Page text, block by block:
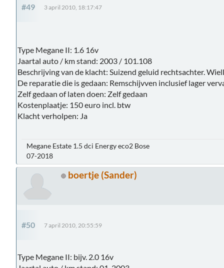
#49 3 april 2010, 18:17:47
Type Megane II: 1.6 16v
Jaartal auto / km stand: 2003 / 101.108
Beschrijving van de klacht: Suizend geluid rechtsachter.
De reparatie die is gedaan: Remschijvven inclusief lager
Zelf gedaan of laten doen: Zelf gedaan
Kostenplaatje: 150 euro incl. btw
Klacht verholpen: Ja
Megane Estate 1.5 dci Energy eco2 Bose
07-2018
boertje (Sander)
#50 7 april 2010, 20:55:59
Type Megane II: bijv. 2.0 16v